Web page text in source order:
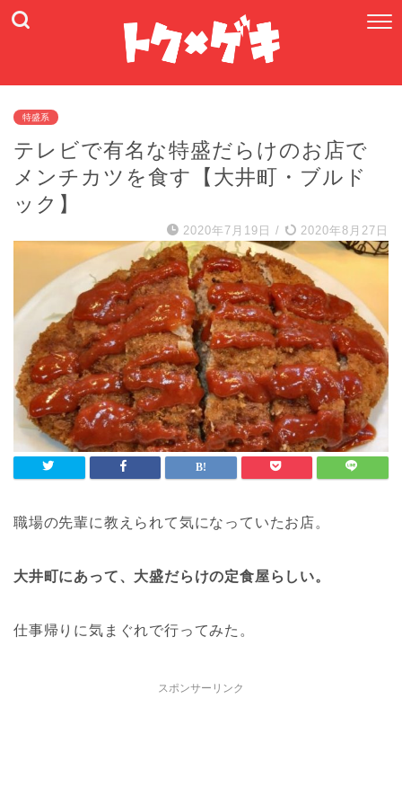
特盛系
テレビで有名な特盛だらけのお店で
メンチカツを食す【大井町・ブルド
ック】
2020年7月19日 / 2020年8月27日
職場の先輩に教えられて気になっていたお店。
大井町にあって、大盛だらけの定食屋らしい。
仕事帰りに気まぐれで行ってみた。
スポンサーリンク